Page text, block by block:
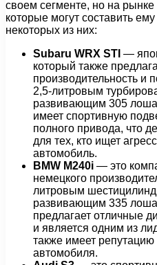
своем сегменте, но на рынке
которые могут составить
некоторых из них:
Subaru WRX STI —
который также
производительность
2,5-литровым
развивающим 305
имеет спортивную
полного привода, что
для тех, кто ищет
автомобиль.
BMW M240i — это
немецкого
литровым
развивающим 335
предлагает отличные
и является одним из
также имеет
автомобиля.